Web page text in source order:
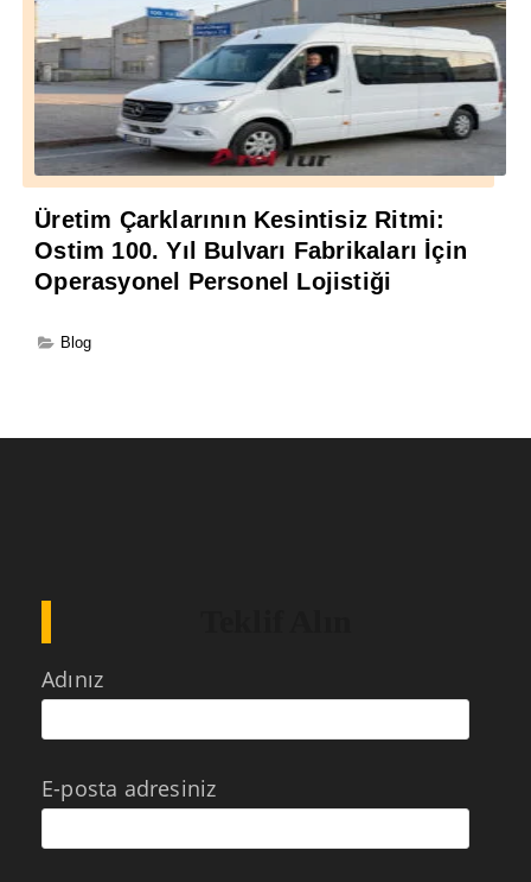
Üretim Çarklarının Kesintisiz Ritmi:
Ostim 100. Yıl Bulvarı Fabrikaları İçin
Operasyonel Personel Lojistiği
Blog
Adınız
E-posta adresiniz